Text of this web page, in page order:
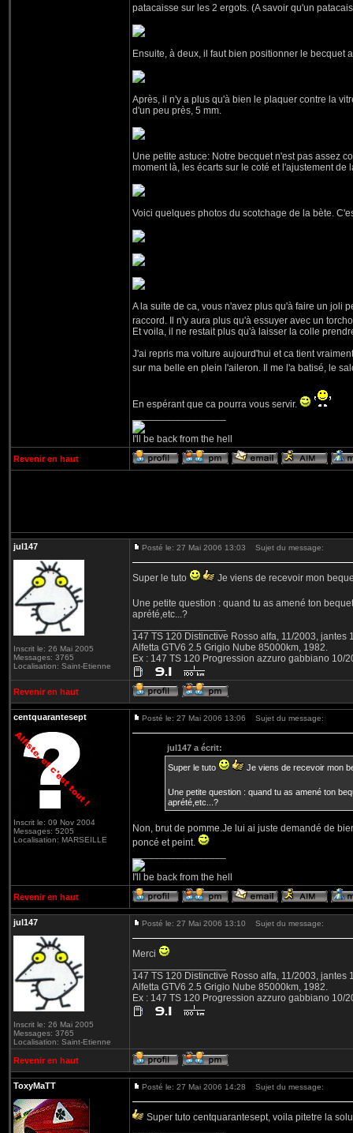
patacaisse sur les 2 ergots. (A savoir qu'un
Ensuite, à deux, il faut bien positionner le becquet
Après, il n'y a plus qu'à bien le plaquer contre la
d'un peu près, 5 mm.
Une petite astuce: Notre becquet n'est pas assez
moment là, les écarts sur le coté et l'ajustement
Voici quelques photos du scotchage de la bète.
A la suite de ca, vous n'avez plus qu'à faire un joli
raccord. Il n'y aura plus qu'à essuyer avec un
Et voila, il ne restait plus qu'à laisser la colle
J'ai repris ma voiture aujourd'hui et ca tient
sur ma belle en plein l'aileron. Il me l'a batisé, le
En espérant que ca pourra vous servir.
I'll be back from the hell
Revenir en haut
jul147
Inscrit le: 26 Mai 2005
Messages: 3765
Localisation: Saint-Etienne
Posté le: 27 Mai 2006 13:03 Sujet du message:
Super le tuto Je viens de recevoir mon
Une petite question : quand tu as amené ton
aprété,etc...?
147 TS 120 Distinctive Rosso alfa, 11/2003, jantes
Alfetta GTV6 2.5 Grigio Nube 85000km, 1982.
Ex : 147 TS 120 Progression azzuro gabbiano 10/
Revenir en haut
centquarantesept
Inscrit le: 09 Nov 2004
Messages: 5205
Localisation: MARSEILLE
Posté le: 27 Mai 2006 13:06 Sujet du message:
jul147 a écrit:
Super le tuto Je viens de recevoir mon
Une petite question : quand tu as amené ton
aprété,etc...?
Non, brut de pomme.Je lui ai juste demandé de
poncé et peint.
I'll be back from the hell
Revenir en haut
jul147
Inscrit le: 26 Mai 2005
Messages: 3765
Localisation: Saint-Etienne
Posté le: 27 Mai 2006 13:10 Sujet du message:
Merci
147 TS 120 Distinctive Rosso alfa, 11/2003, jantes
Alfetta GTV6 2.5 Grigio Nube 85000km, 1982.
Ex : 147 TS 120 Progression azzuro gabbiano 10/
Revenir en haut
ToxyMaTT Posté le: 27 Mai 2006 14:28 Sujet du message:
Super tuto centquarantesept, voila pitetre la